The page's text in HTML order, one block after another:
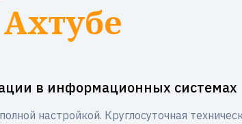
Ахтубе
в информационных системах
настройкой. Круглосуточная